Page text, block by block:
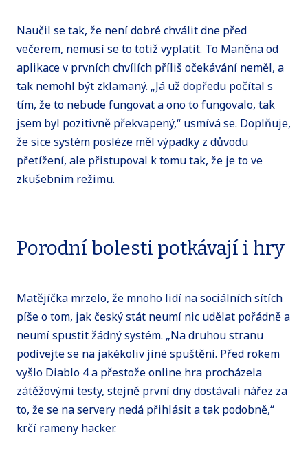
Naučil se tak, že není dobré chválit dne před
večerem, nemusí se to totiž vyplatit. To Maněna od
aplikace v prvních chvílích příliš očekávání neměl, a
tak nemohl být zklamaný. „Já už dopředu počítal s
tím, že to nebude fungovat a ono to fungovalo, tak
jsem byl pozitivně překvapený,“ usmívá se. Doplňuje,
že sice systém posléze měl výpadky z důvodu
přetížení, ale přistupoval k tomu tak, že je to ve
zkušebním režimu.
Porodní bolesti potkávají i hry
Matějíčka mrzelo, že mnoho lidí na sociálních sítích
píše o tom, jak český stát neumí nic udělat pořádně a
neumí spustit žádný systém. „Na druhou stranu
podívejte se na jakékoliv jiné spuštění. Před rokem
vyšlo Diablo 4 a přestože online hra procházela
zátěžovými testy, stejně první dny dostávali nářez za
to, že se na servery nedá přihlásit a tak podobně,“
krčí rameny hacker.